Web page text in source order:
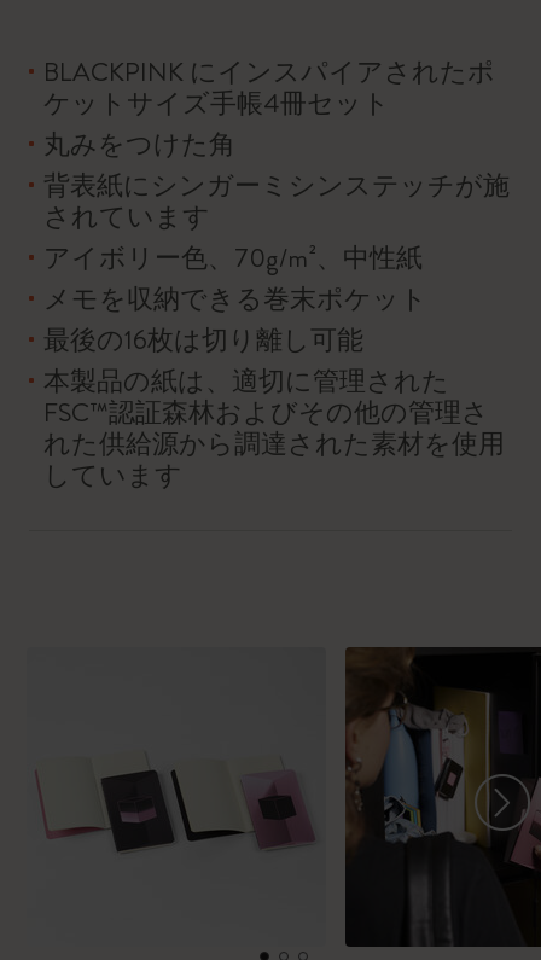
BLACKPINK にインスパイアされたポ
ケットサイズ手帳4冊セット
丸みをつけた角
背表紙にシンガーミシンステッチが施
されています
アイボリー色、70g/m²、中性紙
メモを収納できる巻末ポケット
最後の16枚は切り離し可能
本製品の紙は、適切に管理された
FSC™認証森林およびその他の管理さ
れた供給源から調達された素材を使用
しています